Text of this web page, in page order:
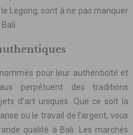
Legong, sont à ne pas manquer
pour leur authenticité et
perpétuent des traditions
d’art uniques. Que ce soit la
ou le travail de l’argent, vous
qualité à Bali. Les marchés